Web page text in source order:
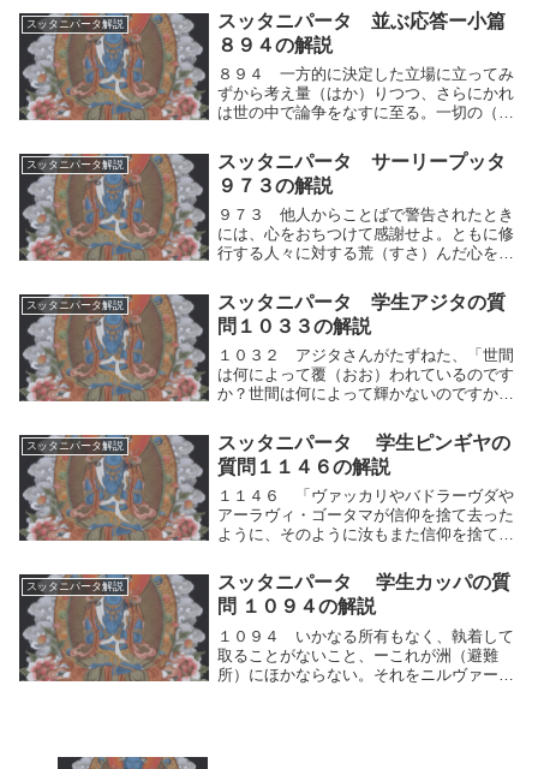
な人」としてふるまうことであろう。過去
にあったもの（煩悩）「自らが分別したも
の」を枯渇（...
スッタニパータ解説
スッタニパータ 並ぶ応答ー小篇
８９４の解説
８９４ 一方的に決定した立場に立ってみ
ずから考え量（はか）りつつ、さらにかれ
は世の中で論争をなすに至る。一切の（哲
確執を起こすことがない。人間的思考の運
動をする人間は、一方的な自らの見方にも
とづいて、自...
スッタニパータ解説
スッタニパータ サーリープッタ
９７３の解説
９７３ 他人からことばで警告されたとき
には、心をおちつけて感謝せよ。ともに修
行する人々に対する荒（すさ）んだ心を断
しくないことばを発してはならない。人々
をそしることを思ってはならぬ。他人から
ことばで警告...
スッタニパータ解説
スッタニパータ 学生アジタの質
問１０３３の解説
１０３２ アジタさんがたずねた、「世間
は何によって覆（おお）われているのです
か？世間は何によって輝かないのですか？
恐怖は何ですか？それを説いてくださ
い。」１０３３ 師（ブッダ）が答えた、
「アジタよ。世間...
スッタニパータ解説
スッタニパータ 学生ピンギヤの
質問１１４６の解説
１１４６ 「ヴァッカリやバドラーヴダや
アーラヴィ・ゴータマが信仰を捨て去った
ように、そのように汝もまた信仰を捨て去
（ひがん）に至るであろう。ピンギヤ
よ。」ヴァッカリやバドラーヴダやアーラ
ヴィ・ゴータマ...
スッタニパータ解説
スッタニパータ 学生カッパの質
問 １０９４の解説
１０９４ いかなる所有もなく、執着して
取ることがないこと、ーこれが洲（避難
所）にほかならない。それをニルヴァーナ